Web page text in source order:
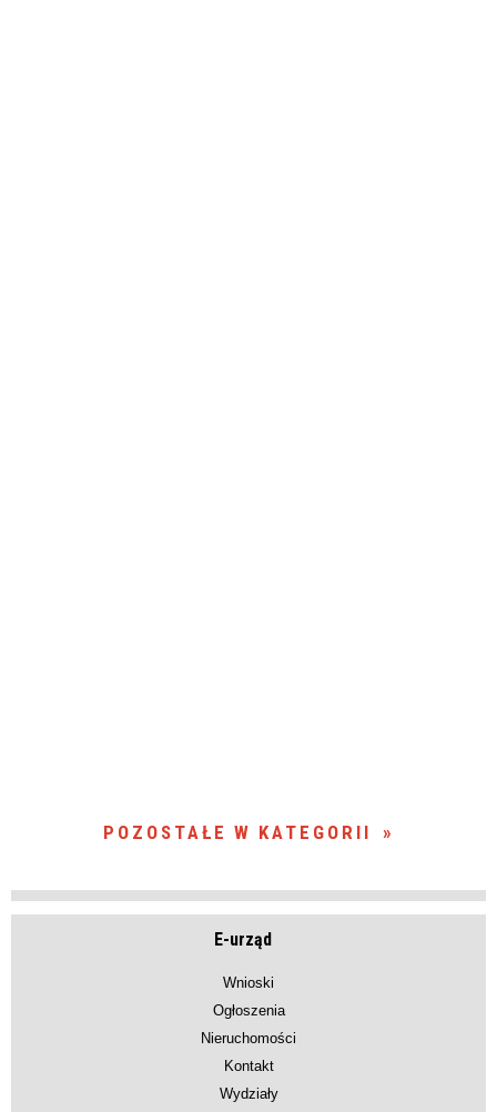
POZOSTAŁE W KATEGORII
E-urząd
Wnioski
Ogłoszenia
Nieruchomości
Kontakt
Wydziały